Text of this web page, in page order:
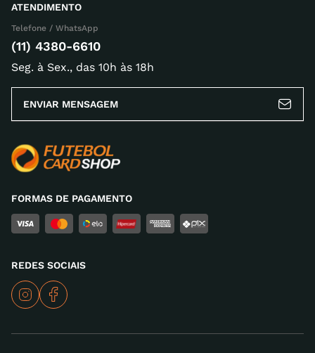
Escreva uma avaliação
ATENDIMENTO
Telefone / WhatsApp
(11) 4380-6610
Seg. à Sex., das 10h às 18h
ENVIAR MENSAGEM
FORMAS DE PAGAMENTO
REDES SOCIAIS